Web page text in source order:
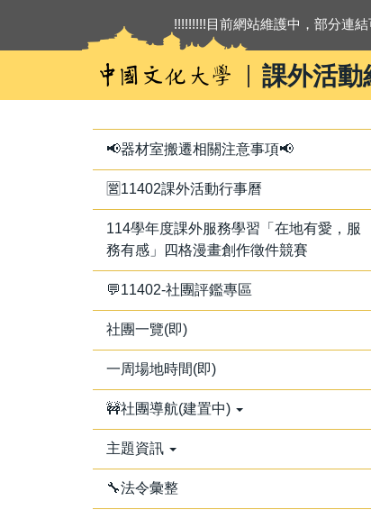
內
課外活動
!!!!!!!!!目前網站維護中，部分連
📢器材室搬遷相關注意事項📢
🈺11402課外活動行事曆
114學年度課外服務學習「在地有愛，服
務有感」四格漫畫創作徵件競賽
💬11402-社團評鑑專區
社團一覽(即)
一周場地時間(即)
🚧社團導航(建置中)
主題資訊
🔧法令彙整